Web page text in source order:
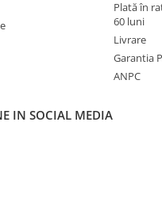
Plată în
60 luni
Livrare
Garantia
ANPC
IN SOCIAL MEDIA